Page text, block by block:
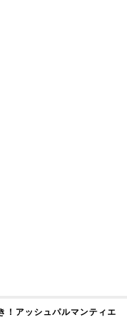
！アッシュパルマンティエ